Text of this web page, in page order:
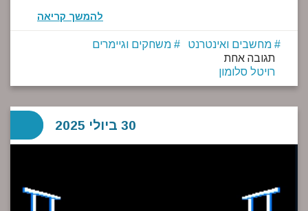
להמשך קריאה
מחשבים ואינטרנט
משחקים וגיימרים
תגובה אחת
רויטל סלומון
30 ביולי 2025